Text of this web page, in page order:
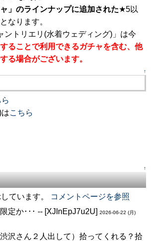
」のラインナップに追加された★5以
なります。
ントリエリ(水着ウェディング)」は今
ることで利用できるガチャを含む、他
る場合がございます。
↑
こちら
↑
ています。
コメントページを参照
定か･･･ -- [XJInEpJ7u2U] 2026-06-22 (月)
沢さん２人出して）拾ってくれる？拾